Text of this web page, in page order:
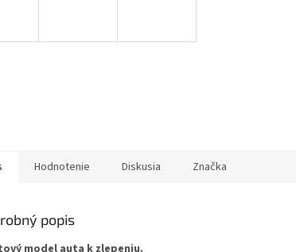
Hodnotenie Diskusia Značka
popis
model auta k zlepeniu.